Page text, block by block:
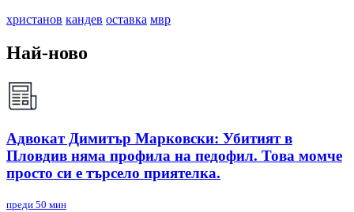
христанов кандев оставка мвр
Най-ново
Адвокат Димитър Марковски: Убитият в
Пловдив няма профила на педофил. Това момче
просто си е търсело приятелка.
преди 50 мин